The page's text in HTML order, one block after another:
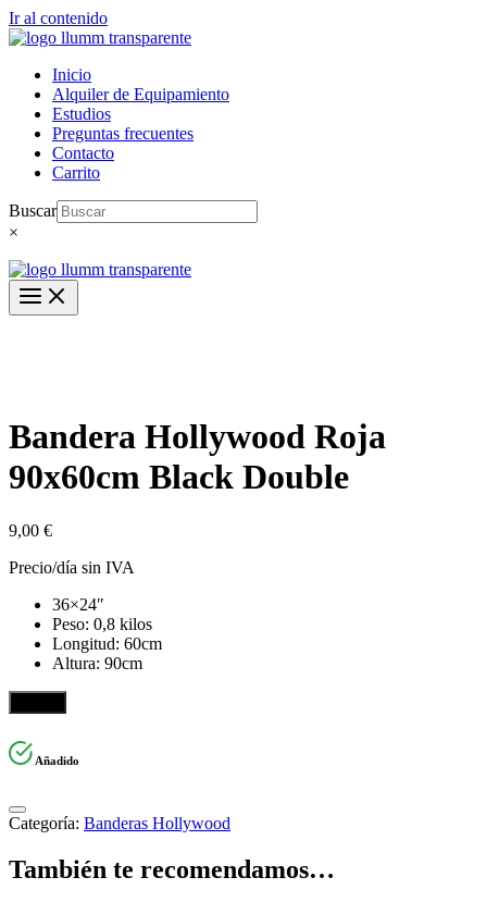
Ir al contenido
Inicio
Alquiler de Equipamiento
Estudios
Preguntas frecuentes
Contacto
Carrito
Buscar
×
Bandera Hollywood Roja
90x60cm Black Double
9,00 €
Precio/día sin IVA
36×24″
Peso: 0,8 kilos
Longitud: 60cm
Altura: 90cm
Añadido
Categoría: Banderas Hollywood
También te recomendamos…